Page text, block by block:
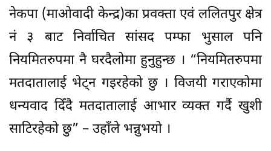
नेकपा (माओवादी केन्द्र)का प्रवक्ता एवं ललितपुर क्षेत्र
नं ३ बाट निर्वाचित सांसद पम्फा भुसाल पनि
नियमितरुपमा नै घरदैलोमा हुनुहुन्छ । “नियमितरुपमा
मतदातालाई भेट्न गइरहेको छु । विजयी गराएकोमा
धन्यवाद दिँदै मतदातालाई आभार व्यक्त गर्दै खुशी
साटिरहेको छु” – उहाँले भन्नुभयो ।